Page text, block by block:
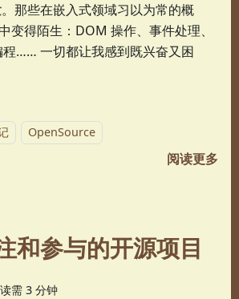
。那些在嵌入式领域习以为常的概
变得陌生：DOM 操作、事件处理、
程…… 一切都让我感到既兴奋又困
OpenSource
阅读更多
和参与的开源项目
需 3 分钟